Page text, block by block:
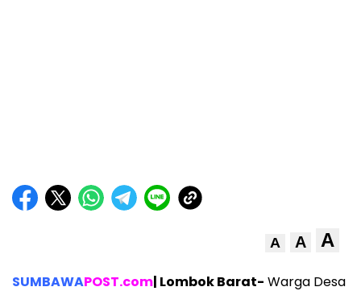
A A A
SUMBAWAPOST.com| Lombok Barat- Warga Desa